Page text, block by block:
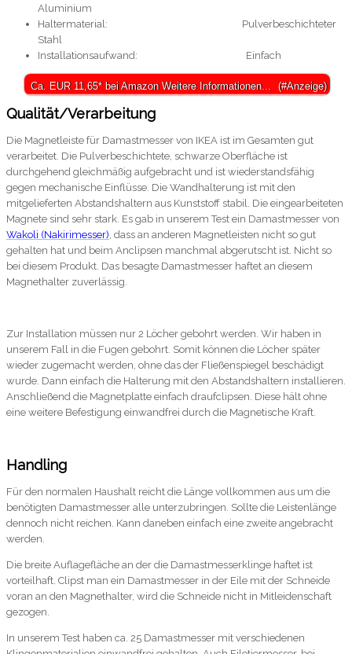
Aluminium
Haltermaterial: Pulverbeschichteter
Stahl
Installationsaufwand: Einfach
Ca. EUR 11,65* bei Amazon Weitere Informationen...
Qualität/Verarbeitung
Die Magnetleiste für Damastmesser von IKEA ist im Gesamten gut
verarbeitet. Die Pulverbeschichtete, schwarze Oberfläche ist
durchgehend gleichmäßig aufgebracht und ist wiederstandsfähig
gegen mechanische Einflüsse. Die Wandhalterung ist mit den
mitgelieferten Abstandshaltern aus Kunststoff stabil. Die eingearbeiteten
Magnete sind sehr stark. Es gab in unserem Test ein Damastmesser von
Wakoli (Nakirimesser), dass an anderen Magnetleisten nicht so gut
gehalten hat und beim Anclipsen manchmal abgerutscht ist. Nicht so
bei diesem Produkt. Das besagte Damastmesser haftet an diesem
Magnethalter zuverlässig.
Zur Installation müssen nur 2 Löcher gebohrt werden. Wir haben in
unserem Fall in die Fugen gebohrt. Somit können die Löcher später
wieder zugemacht werden, ohne das der Fließenspiegel beschädigt
wurde. Dann einfach die Halterung mit den Abstandshaltern installieren.
Anschließend die Magnetplatte einfach draufclipsen. Diese hält ohne
eine weitere Befestigung einwandfrei durch die Magnetische Kraft.
Handling
Für den normalen Haushalt reicht die Länge vollkommen aus um die
benötigten Damastmesser alle unterzubringen. Sollte die Leistenlänge
dennoch nicht reichen. Kann daneben einfach eine zweite angebracht
werden.
Die breite Auflagefläche an der die Damastmesserklinge haftet ist
vorteilhaft. Clipst man ein Damastmesser in der Eile mit der Schneide
voran an den Magnethalter, wird die Schneide nicht in Mitleidenschaft
gezogen.
In unserem Test haben ca. 25 Damastmesser mit verschiedenen